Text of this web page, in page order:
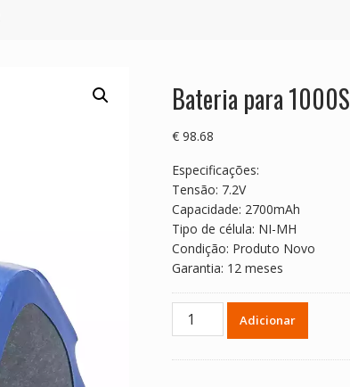
Bateria para
€ 98.68
Especificações:
Tensão: 7.2V
Capacidade: 2700mAh
Tipo de célula: NI-MH
Condição: Produto Novo
Garantia: 12 meses
Quantidade
Adicionar